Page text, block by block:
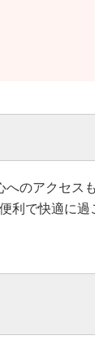
のアクセス
利で快適に過